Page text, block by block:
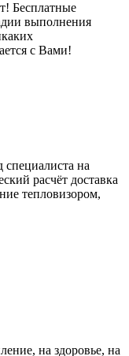
Бесплатные
выполнения
с Вами!
на
расчёт доставка
тепловизором,
на здоровье, на